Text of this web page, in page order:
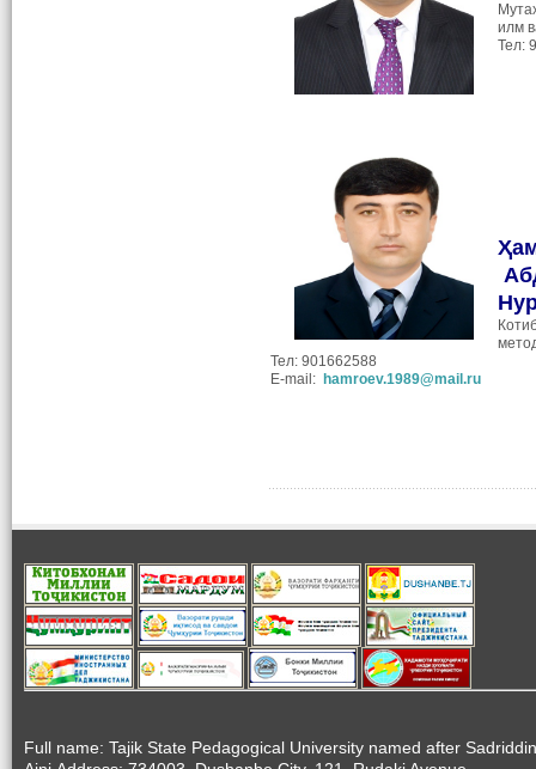
илм
Тел:
Тел: 901662588
E-mail: hamroev.1989@mail.ru
Full name: Tajik State Pedagogical University named after Sadriddin